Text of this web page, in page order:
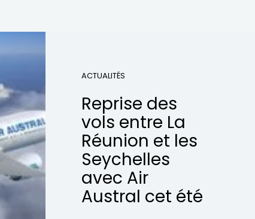
ACTUALITÉS
Reprise des
vols entre La
Réunion et les
Seychelles
avec Air
Austral cet été